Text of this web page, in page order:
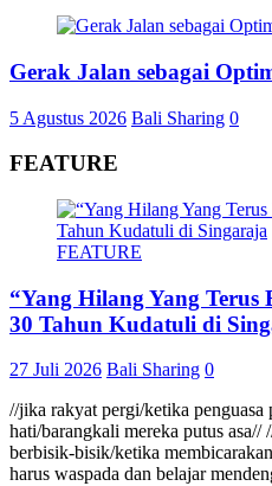
Gerak Jalan sebagai
5 Agustus 2026 Bali Sharing 0
FEATURE
FEATURE
“Yang Hilang Yang
30 Tahun Kudatuli di
27 Juli 2026 Bali Sharing 0
//jika rakyat pergi/ketika penguasa
hati/barangkali mereka putus asa//
berbisik-bisik/ketika
harus waspada dan belajar